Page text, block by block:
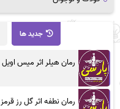
جدید ها
رمان هیلر اثر میس اویل
رمان نطفه اثر گل رز قرمز